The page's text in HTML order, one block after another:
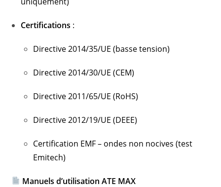
Certifications :
Directive 2014/35/UE (basse tension)
Directive 2014/30/UE (CEM)
Directive 2011/65/UE (RoHS)
Directive 2012/19/UE (DEEE)
Certification EMF – ondes non nocives (test
Emitech)
Manuels d’utilisation ATE MAX